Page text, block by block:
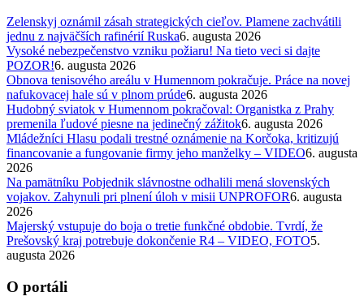
Zelenskyj oznámil zásah strategických cieľov. Plamene zachvátili
jednu z najväčších rafinérií Ruska6. augusta 2026
Vysoké nebezpečenstvo vzniku požiaru! Na tieto veci si dajte
POZOR!6. augusta 2026
Obnova tenisového areálu v Humennom pokračuje. Práce na novej
nafukovacej hale sú v plnom prúde6. augusta 2026
Hudobný sviatok v Humennom pokračoval: Organistka z Prahy
premenila ľudové piesne na jedinečný zážitok6. augusta 2026
Mládežníci Hlasu podali trestné oznámenie na Korčoka, kritizujú
financovanie a fungovanie firmy jeho manželky – VIDEO6. augusta
2026
Na pamätníku Pobjednik slávnostne odhalili mená slovenských
vojakov. Zahynuli pri plnení úloh v misii UNPROFOR6. augusta
2026
Majerský vstupuje do boja o tretie funkčné obdobie. Tvrdí, že
Prešovský kraj potrebuje dokončenie R4 – VIDEO, FOTO5.
augusta 2026
O portáli